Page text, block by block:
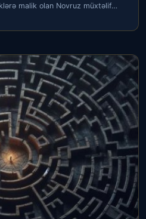
malik olan Novruz müxtəlif…